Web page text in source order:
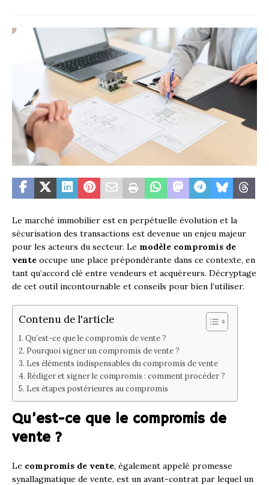
Le marché immobilier est en perpétuelle évolution et la
sécurisation des transactions est devenue un enjeu majeur
pour les acteurs du secteur. Le modèle compromis de
vente occupe une place prépondérante dans ce contexte, en
tant qu’accord clé entre vendeurs et acquéreurs. Décryptage
de cet outil incontournable et conseils pour bien l’utiliser.
Contenu de l'article
Qu’est-ce que le compromis de vente ?
Pourquoi signer un compromis de vente ?
Les éléments indispensables du compromis de vente
Rédiger et signer le compromis : comment procéder ?
Les étapes postérieures au compromis
Qu’est-ce que le compromis de
vente ?
Le compromis de vente, également appelé promesse
synallagmatique de vente, est un avant-contrat par lequel un